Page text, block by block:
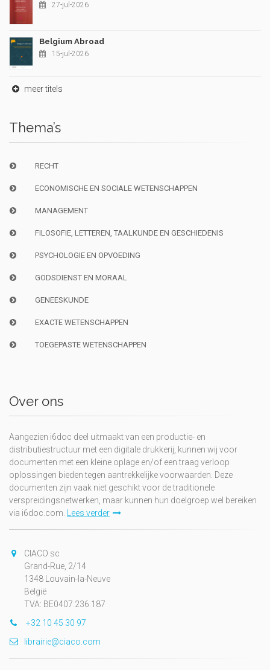
27-jul-2026
Belgium Abroad
15-jul-2026
meer titels
Thema’s
RECHT
ECONOMISCHE EN SOCIALE WETENSCHAPPEN
MANAGEMENT
FILOSOFIE, LETTEREN, TAALKUNDE EN GESCHIEDENIS
PSYCHOLOGIE EN OPVOEDING
GODSDIENST EN MORAAL
GENEESKUNDE
EXACTE WETENSCHAPPEN
TOEGEPASTE WETENSCHAPPEN
Over ons
Aangezien i6doc deel uitmaakt van een productie- en
distributiestructuur met een digitale drukkerij, kunnen wij voor
documenten met een kleine oplage en/of een traag verloop
oplossingen bieden tegen aantrekkelijke voorwaarden. Deze
documenten zijn vaak niet geschikt voor de traditionele
verspreidingsnetwerken, maar kunnen hun doelgroep wel bereiken
via i6doc.com.
Lees verder
CIACO sc
Grand-Rue, 2/14
1348 Louvain-la-Neuve
België
TVA: BE0407.236.187
+32 10 45 30 97
librairie@ciaco.com